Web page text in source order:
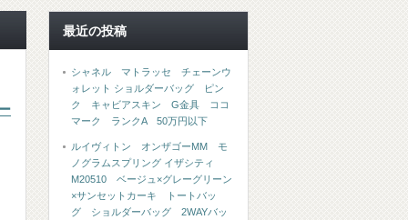
最近の投稿
シャネル マトラッセ チェーンウ
ォレット ショルダーバッグ ピン
ク キャビアスキン G金具 ココ
マーク ランクA 50万円以下
ルイヴィトン オンザゴーMM モ
ノグラムスプリング イザシティ
M20510 ベージュ×グレーグリーン
×サンセットカーキ トートバッ
グ ショルダーバッグ 2WAYバッ